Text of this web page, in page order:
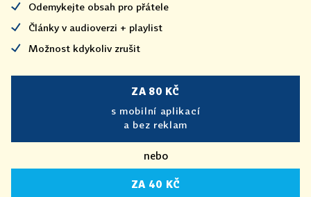
Odemykejte obsah pro přátele
Články v audioverzi + playlist
Možnost kdykoliv zrušit
ZA 80 KČ
s mobilní aplikací
a bez reklam
nebo
ZA 40 KČ